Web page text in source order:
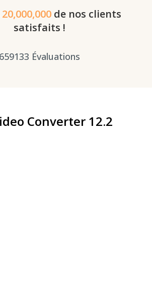
20,000,000 de nos clients
satisfaits !
659133 Évaluations
Converter 12.2